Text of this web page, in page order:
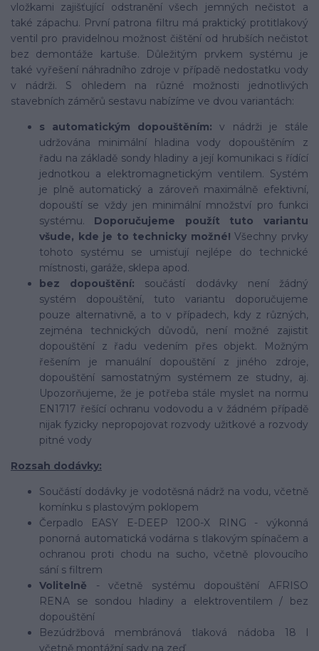
vložkami zajišťující odstranění všech jemných nečistot a
také zápachu. První patrona filtru má praktický protitlakový
ventil pro pravidelnou možnost čištění od hrubších nečistot
bez demontáže kartuše. Důležitým prvkem systému je
také vyřešení náhradního zdroje v případě nedostatku vody
v nádrži. S ohledem na různé možnosti jednotlivých
stavebních záměrů sestavu nabízíme ve dvou variantách:
s automatickým dopouštěním: v nádrži je stále
udržována minimální hladina vody dopouštěním z
řadu na základě sondy hladiny a její komunikaci s řídící
jednotkou a elektromagnetickým ventilem. Systém
je plně automatický a zároveň maximálně efektivní,
dopouští se vždy jen minimální množství pro funkci
systému. Doporučujeme použít tuto variantu
všude, kde je to technicky možné! Všechny prvky
tohoto systému se umisťují nejlépe do technické
místnosti, garáže, sklepa apod.
bez dopouštění: součástí dodávky není žádný
systém dopouštění, tuto variantu doporučujeme
pouze alternativně, a to v případech, kdy z různých,
zejména technických důvodů, není možné zajistit
dopouštění z řadu vedením přes objekt. Možným
řešením je manuální dopouštění z jiného zdroje,
dopouštění samostatným systémem ze studny, aj.
Upozorňujeme, že je potřeba stále myslet na normu
EN1717 řešící ochranu vodovodu a v žádném případě
nijak fyzicky nepropojovat rozvody užitkové a rozvody
pitné vody
Rozsah dodávky:
Součástí dodávky je vodotěsná nádrž na vodu, včetně
komínku s plastovým poklopem
Čerpadlo EASY E-DEEP 1200-X RING - výkonná
ponorná automatická vodárna s tlakovým spínačem a
ochranou proti chodu na sucho, včetně plovoucího
sání s filtrem
Volitelně - včetně systému dopouštění AFRISO
RENA se sondou hladiny a elektroventilem / bez
dopouštění
Bezúdržbová membránová tlaková nádoba 18 l
včetně montážní sady na zeď